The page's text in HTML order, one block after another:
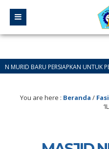
BARU PERSIAPKAN UNTUK
You are here : Beranda /